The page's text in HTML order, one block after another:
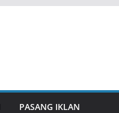
PASANG IKLAN